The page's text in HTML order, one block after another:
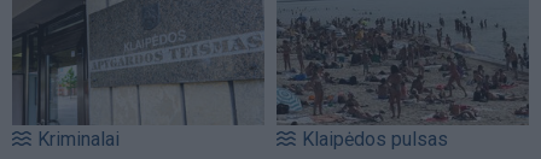
Kriminalai Klaipėdos pulsas